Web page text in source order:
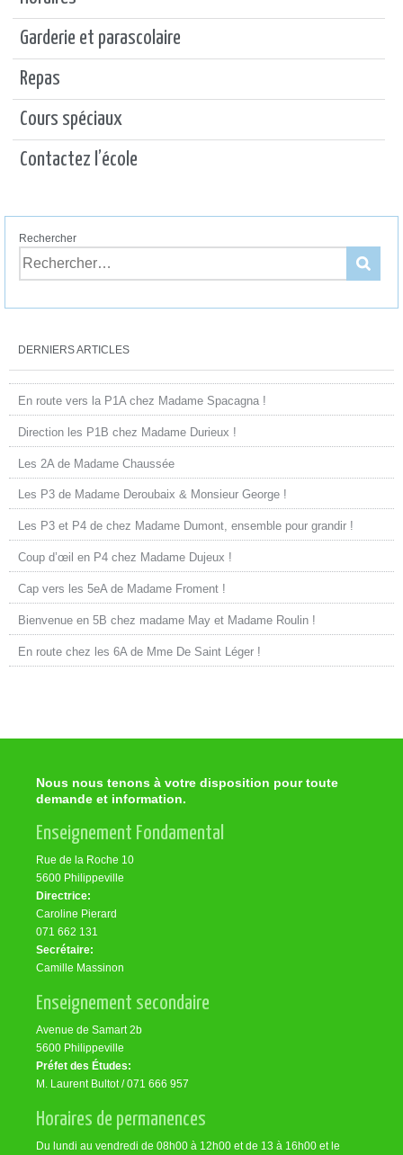
Garderie et parascolaire
Repas
Cours spéciaux
Contactez l’école
Rechercher
DERNIERS ARTICLES
En route vers la P1A chez Madame Spacagna !
Direction les P1B chez Madame Durieux !
Les 2A de Madame Chaussée
Les P3 de Madame Deroubaix & Monsieur George !
Les P3 et P4 de chez Madame Dumont, ensemble pour grandir !
Coup d’œil en P4 chez Madame Dujeux !
Cap vers les 5eA de Madame Froment !
Bienvenue en 5B chez madame May et Madame Roulin !
En route chez les 6A de Mme De Saint Léger !
Nous nous tenons à votre disposition pour toute
demande et information.
Enseignement Fondamental
Rue de la Roche 10
5600 Philippeville
Directrice:
Caroline Pierard
071 662 131
Secrétaire:
Camille Massinon
Enseignement secondaire
Avenue de Samart 2b
5600 Philippeville
Préfet des Études:
M. Laurent Bultot / 071 666 957
Horaires de permanences
Du lundi au vendredi de 08h00 à 12h00 et de 13 à 16h00 et le